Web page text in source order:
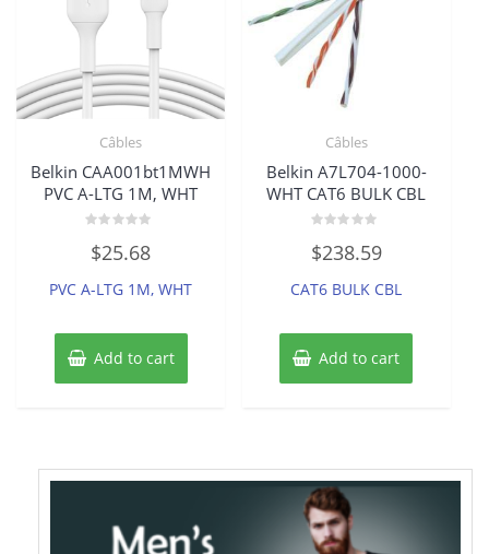
Câbles
Belkin CAA001bt1MWH
PVC A-LTG 1M, WHT
0
out
5
$25.68
PVC A-LTG 1M, WHT
Add to cart
Câbles
Belkin A7L704-1000-
WHT CAT6 BULK CBL
0
out
5
$238.59
CAT6 BULK CBL
Add to cart